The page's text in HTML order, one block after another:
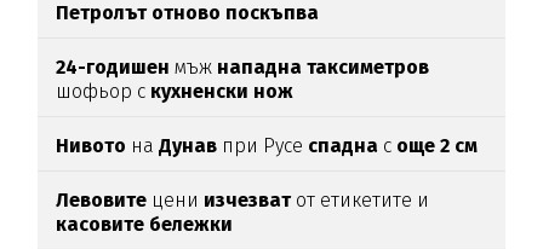
Петролът отново поскъпва
24-годишенмъж нападна таксиметров
шофьор с кухненски нож
Нивото наДунав при Русе спадна с още 2 см
Левовите цени изчезват от етикетите и
касовите бележки